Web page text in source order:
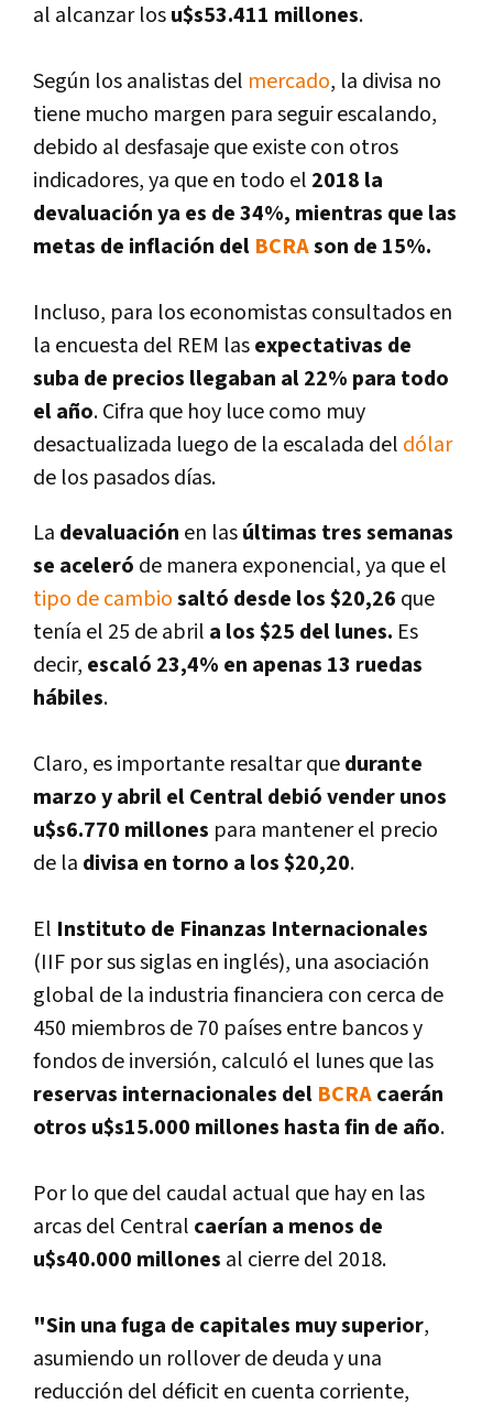
al alcanzar losu$s53.411 millones.
Según los analistas del mercado, la divisa no
tiene mucho margen para seguir escalando,
debido al desfasaje que existe con otros
indicadores, ya que en todo el 2018 la
devaluación ya es de 34%, mientras que las
metas de inflación del BCRAson de 15%.
Incluso, para los economistas consultados en
la encuesta del REM lasexpectativas de
suba de precios llegaban al 22% para todo
el año. Cifra que hoy luce como muy
desactualizada luego de la escalada del dólar
de los pasados dí­as.
La devaluación en lasúltimas tres semanas
se aceleró de manera exponencial, ya que el
tipo de cambiosaltó desde los $20,26 que
tení­a el 25 de abril a los $25 del lunes. Es
decir, escaló 23,4% en apenas 13 ruedas
hábiles.
Claro, es importante resaltar quedurante
marzo y abril el Central debió vender unos
u$s6.770 millones para mantener el precio
de la divisa en torno a los $20,20.
El Instituto de Finanzas Internacionales
(IIF por sus siglas en inglés), una asociación
global de la industria financiera con cerca de
450 miembros de 70 paí­ses entre bancos y
fondos de inversión, calculó el lunes que las
reservas internacionales del BCRAcaerán
otros u$s15.000 millones hasta fin de año.
Por lo que del caudal actual que hay en las
arcas del Central caerí­an a menos de
u$s40.000 millones al cierre del 2018.
"Sin una fuga de capitales muy superior,
asumiendo un rollover de deuda y una
reducción del déficit en cuenta corriente,